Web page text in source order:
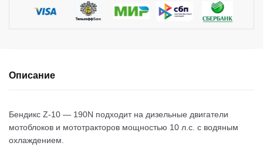
Описание
Бендикс Z-10 — 190N подходит на дизельные двигатели
мотоблоков и мототракторов мощностью 10 л.с. с водяным
охлаждением.